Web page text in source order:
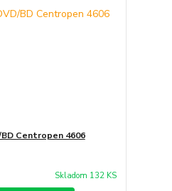
Centropen 4606
Skladom 132 KS